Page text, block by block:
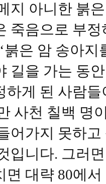
지 아니한 붉
죽음으로 부
붉은 암 송아
길을 가는 동
하게 된 사람
사천 칠백 명
어가지 못하
입니다. 그러
면 대략 80에